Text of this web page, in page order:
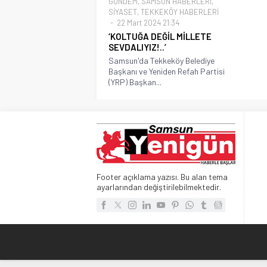
SİYASET, TEKKEKÖY HABERLERİ
22 Mart 2024 21:34
‘KOLTUĞA DEĞİL MİLLETE
SEVDALIYIZ!..’
Samsun'da Tekkeköy Belediye
Başkanı ve Yeniden Refah Partisi
(YRP) Başkan...
Footer açıklama yazısı. Bu alan tema
ayarlarından değiştirilebilmektedir.